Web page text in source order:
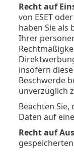
Recht auf
von ESET
haben Sie
Ihrer
insofern
Beschwerde
unverzüglich
Beachten
Daten auf
Recht auf